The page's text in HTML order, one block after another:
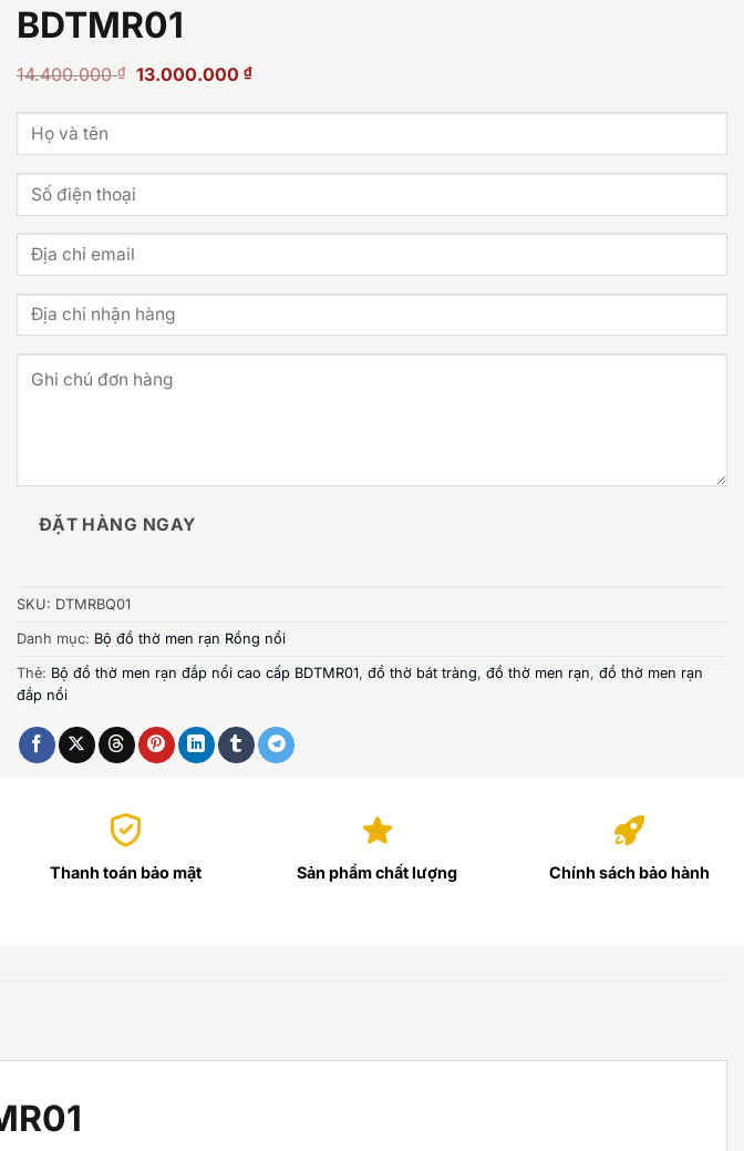
BDTMR01
14.400.000₫
Giá
14.400.000 ₫.
13.000.000 ₫Giá
là:
ĐẶT HÀNG NGAY
SKU: DTMRBQ01
Danh mục: Bộ đồ thờ men rạn Rồng nổi
Thẻ: Bộ đồ thờ men rạn đắp nổi cao cấp BDTMR01, đồ thờ bát tràng, đồ thờ men rạn, đồ thờ men rạn
đắp nổi
Thanh toán bảo mật Sản phẩm chất lượng Chính sách bảo hành